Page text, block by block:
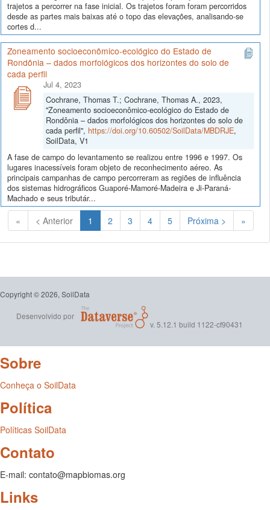
trajetos a percorrer na fase inicial. Os trajetos foram foram percorridos
desde as partes mais baixas até o topo das elevações, analisando-se
cortes d...
Zoneamento socioeconômico-ecológico do Estado de
Rondônia – dados morfológicos dos horizontes do solo de
cada perfil
Jul 4, 2023
Cochrane, Thomas T.; Cochrane, Thomas A., 2023,
"Zoneamento socioeconômico-ecológico do Estado de
Rondônia – dados morfológicos dos horizontes do solo de
cada perfil", https://doi.org/10.60502/SoilData/MBDRJE,
SoilData, V1
A fase de campo do levantamento se realizou entre 1996 e 1997. Os
lugares inacessíveis foram objeto de reconhecimento aéreo. As
principais campanhas de campo percorreram as regiões de influência
dos sistemas hidrográficos Guaporé-Mamoré-Madeira e Ji-Paraná-
Machado e seus tributár...
« < Anterior 1 (Atual)
2 3 4 5 Próxima > »
Copyright © 2026, SoilData
Desenvolvido por
v. 5.12.1 build 1122-cf90431
Sobre
Conheça o SoilData
Política
Políticas SoilData
Contato
E-mail: contato@mapbiomas.org
Links